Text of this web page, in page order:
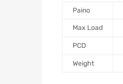
Paino
Max Load
PCD
Weight